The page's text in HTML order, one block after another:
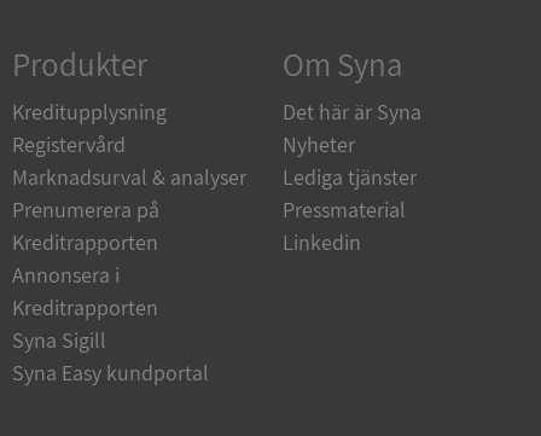
Produkter
Kreditupplysning
Registervård
Marknadsurval & analyser
Prenumerera på
Kreditrapporten
Annonsera i
Kreditrapporten
Syna Sigill
Syna Easy kundportal
Om Syna
Det här är Syna
Nyheter
Lediga tjänster
Pressmaterial
Linkedin
Oklassificerade
Strikt nödvändiga kakor tillåter
kärnwebbplatsfunktioner som användarinloggning
och kontohantering. Webbplatsen kan inte
användas ordentligt utan strikt nödvändiga cookies.
Namn
Leverantör
Domän
__RequestVerificationToken